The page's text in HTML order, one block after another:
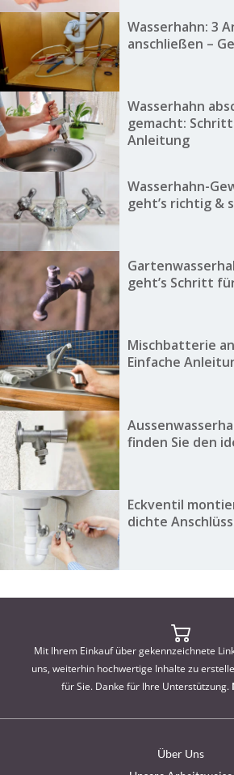
Wasserhahn: 3
anschließen –
Wasserhahn
gemacht:
Anleitung
Wasserhahn-
geht’s richtig &
geht’s Schritt
Mischbatterie
Einfache
finden Sie den
Eckventil
dichte
Mit Ihrem Einkauf über gekennzeichnete
uns, weiterhin hochwertige Inhalte zu
für Sie. Danke für Ihre Unterstützung.
Über Uns